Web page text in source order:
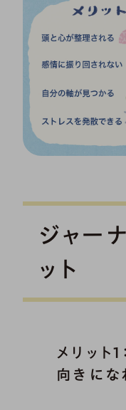
ジャー
ット
メリット
向きにな